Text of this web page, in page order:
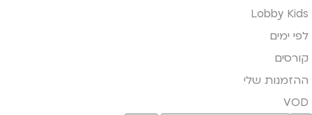
Lobby Kids
לפי ימים
קורסים
ההזמנות שלי
VOD